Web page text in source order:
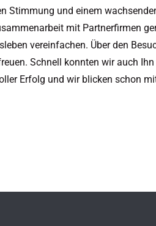
Stimmung und einem
mit Partnerfirmen
vereinfachen. Über den
Schnell konnten wir auch
Erfolg und wir blicken schon